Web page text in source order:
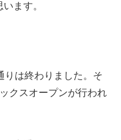
ます。
りは終わりました。そ
クスオープンが行われ